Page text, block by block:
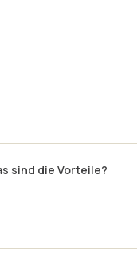
sind die Vorteile?